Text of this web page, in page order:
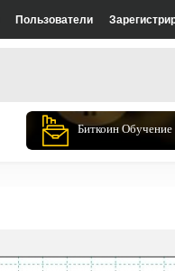
Пользователи
Биткоин Обучение